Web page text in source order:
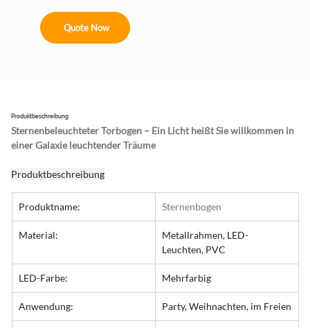
Quote Now
Produktbeschreibung
Sternenbeleuchteter Torbogen – Ein Licht heißt Sie willkommen in
einer Galaxie leuchtender Träume
Produktbeschreibung
Produktname: Sternenbogen
Material:
Metallrahmen, LED-
Leuchten, PVC
LED-Farbe: Mehrfarbig
Anwendung: Party, Weihnachten, im Freien